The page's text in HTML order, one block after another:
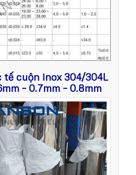
cuộn inox 304/304L
– 0.7mm – 0.8mm